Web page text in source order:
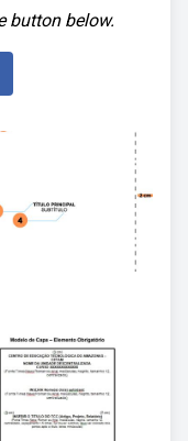
button below.